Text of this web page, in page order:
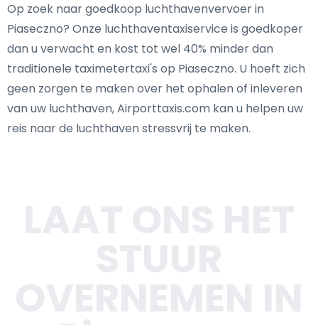
Op zoek naar goedkoop luchthavenvervoer in
Piaseczno? Onze luchthaventaxiservice is goedkoper
dan u verwacht en kost tot wel 40% minder dan
traditionele taximetertaxi's op Piaseczno. U hoeft zich
geen zorgen te maken over het ophalen of inleveren
van uw luchthaven, Airporttaxis.com kan u helpen uw
reis naar de luchthaven stressvrij te maken.